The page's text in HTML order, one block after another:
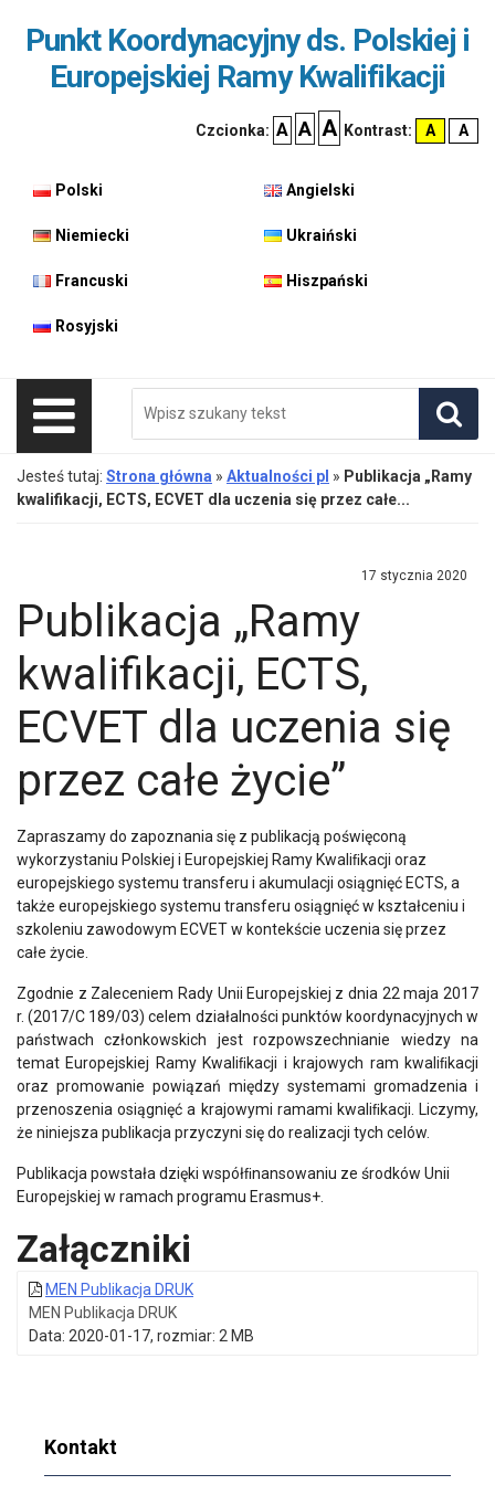
treśći
nawigacji
Punkt Koordynacyjny ds. Polskiej i
Europejskiej Ramy Kwalifikacji
Czcionka: A domyślna
czcionka
A większa
czcionka
A największa
czcionka
Kontrast: AWysoki
A
Polski Angielski
Niemiecki Ukraiński
Francuski Hiszpański
Rosyjski
Rozwiń
wymagane.
Wpisz
minimum
3
znaki.
Jesteś tutaj: Strona główna » Aktualności pl » Publikacja „Ramy
kwalifikacji, ECTS, ECVET dla uczenia się przez całe...
17 stycznia 2020
Publikacja „Ramy
kwalifikacji, ECTS,
ECVET dla uczenia się
przez całe życie”
Zapraszamy do zapoznania się z publikacją poświęconą
wykorzystaniu Polskiej i Europejskiej Ramy Kwaliﬁkacji oraz
europejskiego systemu transferu i akumulacji osiągnięć ECTS, a
także europejskiego systemu transferu osiągnięć w kształceniu i
szkoleniu zawodowym ECVET w kontekście uczenia się przez
całe życie.
Zgodnie z Zaleceniem Rady Unii Europejskiej z dnia 22 maja 2017
r. (2017/C 189/03) celem działalności punktów koordynacyjnych w
państwach członkowskich jest rozpowszechnianie wiedzy na
temat Europejskiej Ramy Kwaliﬁkacji i krajowych ram kwaliﬁkacji
oraz promowanie powiązań między systemami gromadzenia i
przenoszenia osiągnięć a krajowymi ramami kwaliﬁkacji. Liczymy,
że niniejsza publikacja przyczyni się do realizacji tych celów.
Publikacja powstała dzięki współﬁnansowaniu ze środków Unii
Europejskiej w ramach programu Erasmus+.
Załączniki
MEN Publikacja DRUK
MEN Publikacja DRUK
Data: 2020-01-17, rozmiar: 2 MB
Kontakt